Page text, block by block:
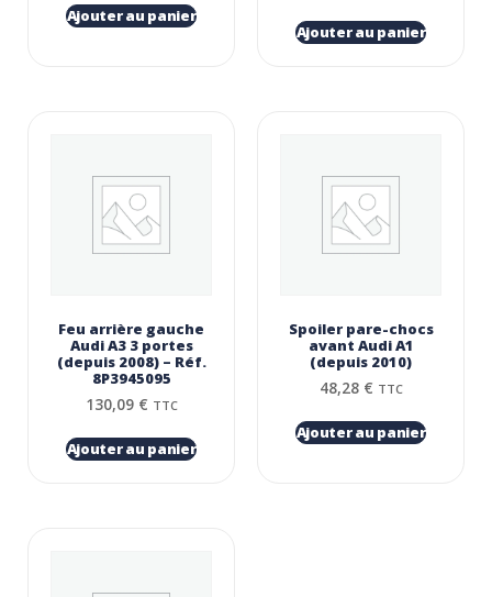
Ajouter au panier
Ajouter au panier
Feu arrière gauche
Audi A3 3 portes
(depuis 2008) – Réf.
8P3945095
130,09 € TTC
Ajouter au panier
Spoiler pare-chocs
avant Audi A1
(depuis 2010)
48,28 € TTC
Ajouter au panier